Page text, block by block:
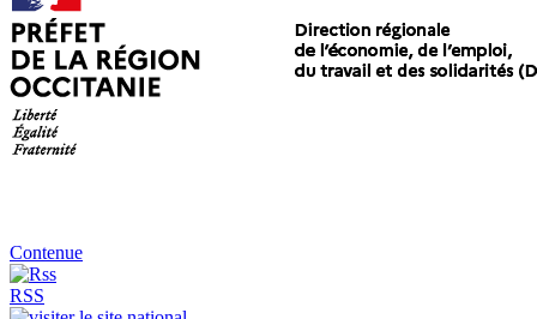
Contenue
RSS